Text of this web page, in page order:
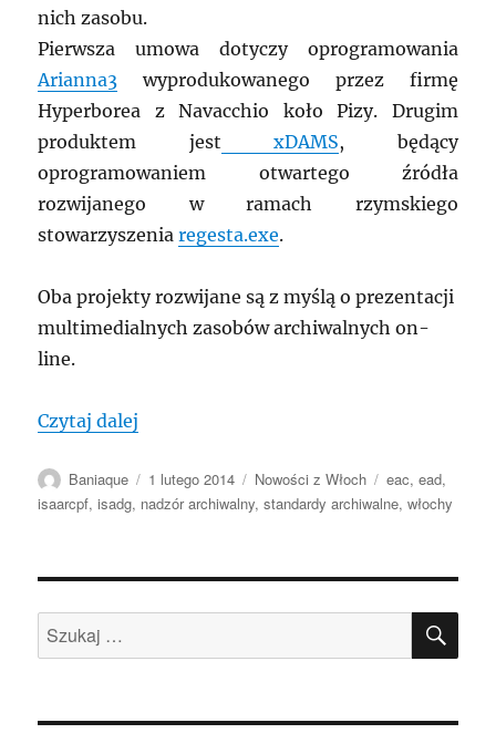
nich zasobu.
Pierwsza umowa dotyczy oprogramowania
Arianna3 wyprodukowanego przez firmę
Hyperborea z Navacchio koło Pizy. Drugim
produktem jest xDAMS, będący
oprogramowaniem otwartego źródła
rozwijanego w ramach rzymskiego
stowarzyszeniaregesta.exe.
Oba projekty rozwijane są z myślą o prezentacji
multimedialnych zasobów archiwalnych on-
line.
Czytaj dalej
Autor
Baniaque
Data
publikacji
1 lutego 2014 Kategorie
Nowości z Włoch Tagi
eac,ead,
isaarcpf,isadg, nadzór archiwalny,standardy archiwalne,włochy
Szukaj: